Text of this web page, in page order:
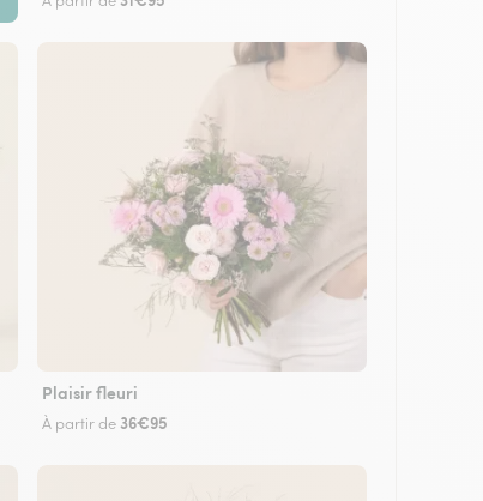
Plaisir fleuri
À partir de 36€95